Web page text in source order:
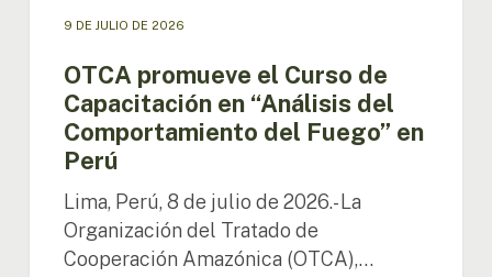
9 DE JULIO DE 2026
OTCA promueve el Curso de
Capacitación en “Análisis del
Comportamiento del Fuego” en
Perú
Lima, Perú, 8 de julio de 2026.- La
Organización del Tratado de
Cooperación Amazónica (OTCA),…